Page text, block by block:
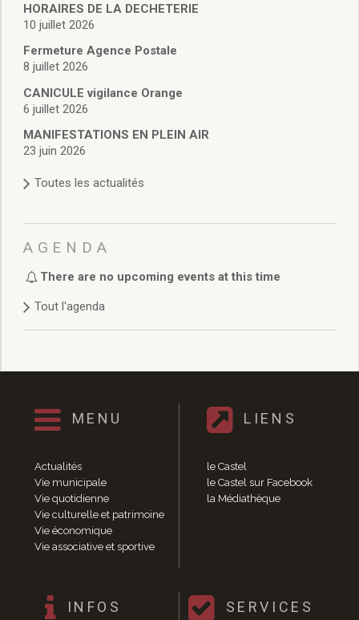
Cadastre
Actes d’état civil
Budget de Fonctionnement
Budget d’Investissement
Conseils municipaux
Règlement du conseil municipal
Délibérations 2025
Délibérations 2022
Délibérations 2021
Délibérations 2020
Délibérations 2019
Délibérations 2018
Délibérations 2014
Délibérations 2013
Délibérations 2011
Délibérations 2010
Délibérations 2009
Délibérations 2008
Agenda réunions publiques
Marchés publics
Vie quotidienne
HORAIRES DE LA DECHETERIE
10 juillet 2026
Fermeture Agence Postale
8 juillet 2026
CANICULE vigilance Orange
6 juillet 2026
MANIFESTATIONS EN PLEIN AIR
23 juin 2026
Toutes les actualités
AGENDA
There are no upcoming events at this time
Tout l'agenda
MENU
Actualités
Vie municipale
Vie quotidienne
Vie culturelle et patrimoine
Vie économique
Vie associative et sportive
LIENS
le Castel
le Castel sur Facebook
la Médiathèque
INFOS SERVICES